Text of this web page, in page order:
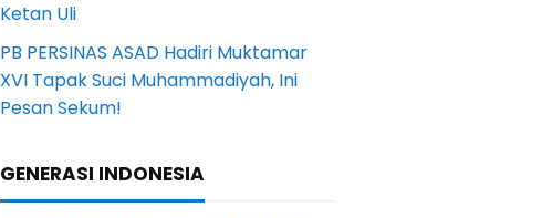
Ketan Uli
PB PERSINAS ASAD Hadiri Muktamar
XVI Tapak Suci Muhammadiyah, Ini
Pesan Sekum!
GENERASI INDONESIA